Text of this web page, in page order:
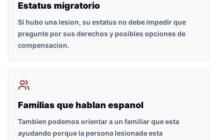
Estatus migratorio
Si hubo una lesion, su estatus no debe impedir que
pregunte por sus derechos y posibles opciones de
compensacion.
Familias que hablan espanol
Tambien podemos orientar a un familiar que esta
ayudando porque la persona lesionada esta